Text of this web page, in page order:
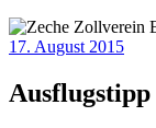
17. August 2015
Ausflugstipp